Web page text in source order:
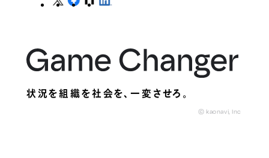
状況を組織を社会を、一変させろ。
© kaonavi, Inc